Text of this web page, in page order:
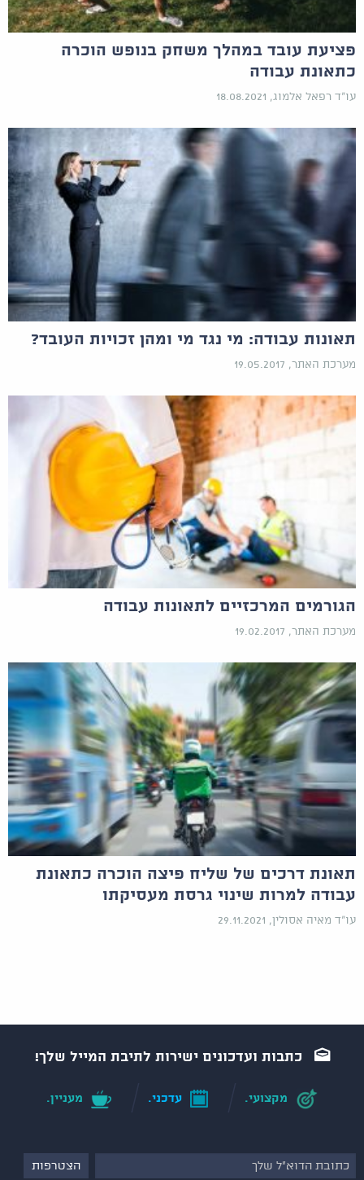
פציעת עובד במהלך משחק בנופש הוכרה
כתאונת עבודה
עו"ד רפאל אלמוג, 18.08.2021
תאונות עבודה: מי נגד מי ומהן זכויות העובד?
מערכת האתר, 19.05.2017
הגורמים המרכזיים לתאונות עבודה
מערכת האתר, 19.02.2017
תאונת דרכים של שליח פיצה הוכרה כתאונת
עבודה למרות שינוי גרסת מעסיקתו
עו"ד מאיה אסולין, 29.11.2021
כתבות ועדכונים ישירות לתיבת המייל שלך!
מקצועי. עדכני. מעניין.